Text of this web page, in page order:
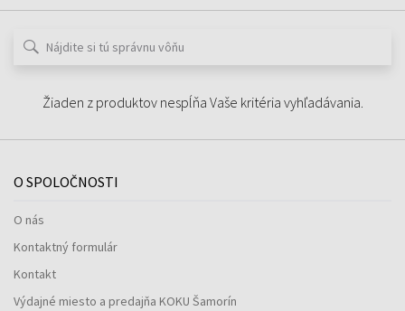
Žiaden z produktov nespĺňa Vaše kritéria vyhľadávania.
O SPOLOČNOSTI
O nás
Kontaktný formulár
Kontakt
Výdajné miesto a predajňa KOKU Šamorín